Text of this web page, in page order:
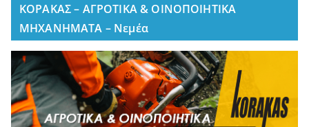
ΚΟΡΑΚΑΣ – ΑΓΡΟΤΙΚΑ & ΟΙΝΟΠΟΙΗΤΙΚΑ
ΜΗΧΑΝΗΜΑΤΑ – Νεμέα